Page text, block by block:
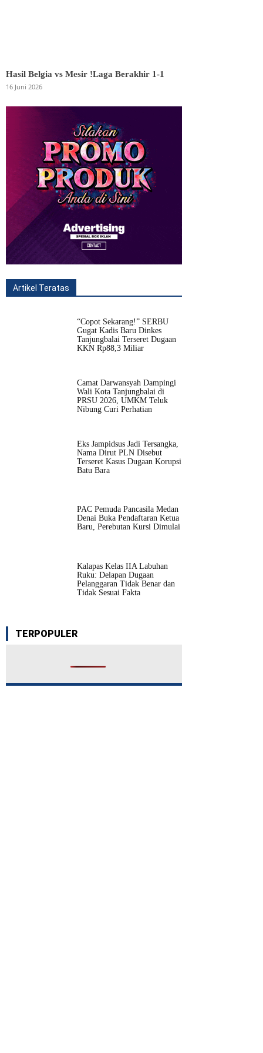
Hasil Belgia vs Mesir !Laga Berakhir 1-1
16 Juni 2026
Artikel Teratas
All Fitur
“Copot Sekarang!” SERBU
Gugat Kadis Baru Dinkes
Tanjungbalai Terseret Dugaan
KKN Rp88,3 Miliar
Camat Darwansyah Dampingi
Wali Kota Tanjungbalai di
PRSU 2026, UMKM Teluk
Nibung Curi Perhatian
Eks Jampidsus Jadi Tersangka,
Nama Dirut PLN Disebut
Terseret Kasus Dugaan Korupsi
Batu Bara
PAC Pemuda Pancasila Medan
Denai Buka Pendaftaran Ketua
Baru, Perebutan Kursi Dimulai
Kalapas Kelas IIA Labuhan
Ruku: Delapan Dugaan
Pelanggaran Tidak Benar dan
Tidak Sesuai Fakta
TERPOPULER